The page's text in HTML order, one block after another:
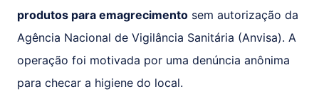
produtos para emagrecimento sem autorização da
Agência Nacional de Vigilância Sanitária (Anvisa). A
operação foi motivada por uma denúncia anônima
para checar a higiene do local.